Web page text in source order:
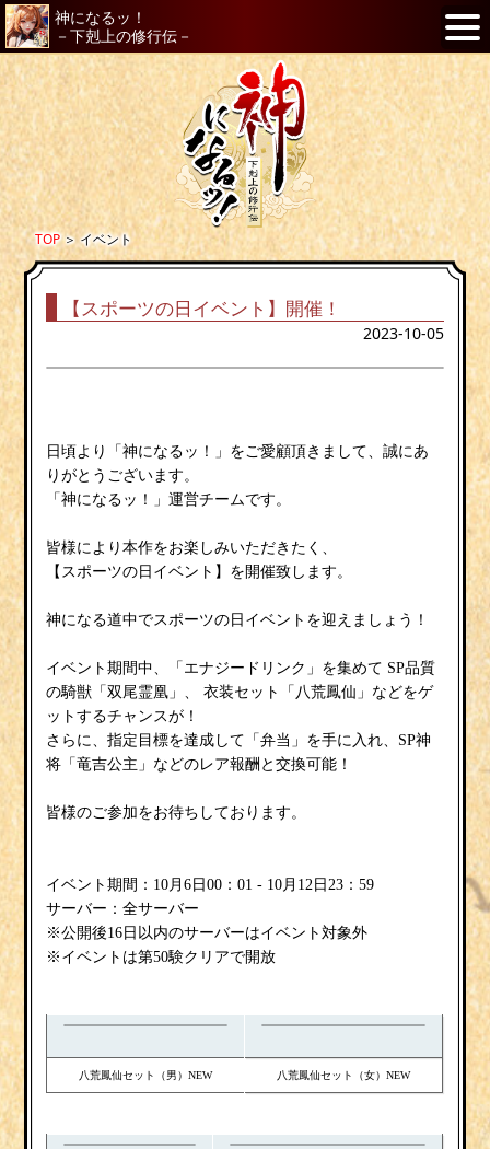
神になるッ！
－下剋上の修行伝－
TOP＞イベント
【スポーツの日イベント】開催！
2023-10-05
日頃より「神になるッ！」をご愛顧頂きまして、誠にあ
りがとうございます。
「神になるッ！」運営チームです。
皆様により本作をお楽しみいただきたく、
【スポーツの日イベント】 を開催致します。
神になる道中でスポーツの日イベント を迎えましょう！
イベント期間中、「 エナジードリンク 」を集めて SP品質
の騎獣「双尾霊凰 」、 衣装セット「 八荒鳳仙 」などをゲ
ットするチャンスが！
さらに、指定目標を達成して「弁当 」を手に入れ、SP神
将「竜吉公主 」などのレア報酬と交換可能！
皆様のご参加をお待ちしております。
イベント期間：10月6日00：01 - 10月12日23：59
サーバー：全サーバー
※公開後16日以内のサーバーはイベント対象外
※イベントは第50験クリアで開放
八荒鳳仙セット （男）NEW 八荒鳳仙セット （女）NEW